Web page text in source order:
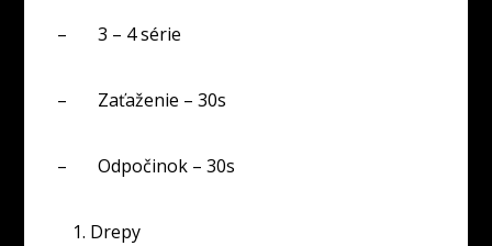
– 3 – 4 série
– Zaťaženie – 30s
– Odpočinok – 30s
Drepy